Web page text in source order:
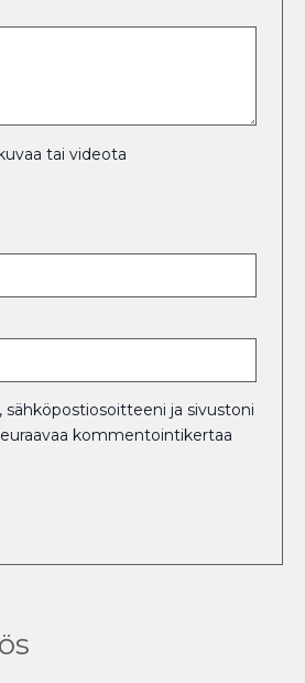
tai videota
sähköpostiosoitteeni ja sivustoni
kommentointikertaa